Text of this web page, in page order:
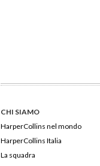
CHI SIAMO
HarperCollins nel mondo
HarperCollins Italia
La squadra